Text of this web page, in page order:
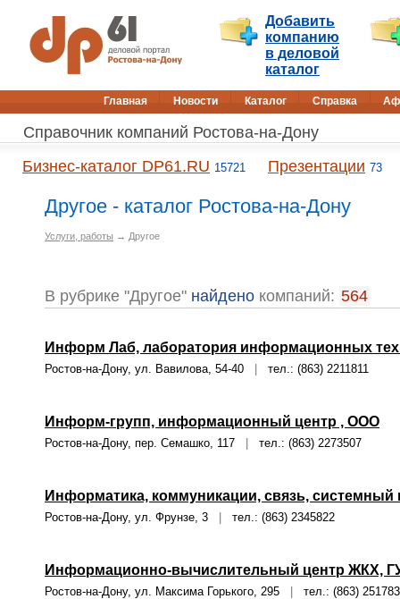
Добавить
компанию
в деловой
каталог
Главная Новости Каталог Справка
Справочник компаний Ростова-на-Дону
Бизнес-каталог DP61.RU 15721 Презентации 73
Другое - каталог Ростова-на-Дону
Услуги, работы → Другое
В рубрике "Другое" найдено компаний: 564
Информ Лаб, лаборатория информационных
Ростов-на-Дону, ул. Вавилова, 54-40 тел.: (863) 2211811
Информ-групп, информационный центр , ООО
Ростов-на-Дону, пер. Семашко, 117 тел.: (863) 2273507
Информатика, коммуникации, связь, системный
Ростов-на-Дону, ул. Фрунзе, 3 тел.: (863) 2345822
Информационно-вычислительный центр ЖКХ,
Ростов-на-Дону, ул. Максима Горького, 295 тел.: (863)